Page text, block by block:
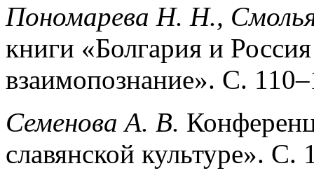
Пономарева Н. Н.,
книги «Болгария и
взаимопознание». С.
Семенова А. В.
славянской культуре».